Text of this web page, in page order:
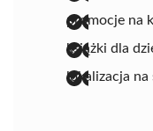
promocje na
książki dla
lokalizacja